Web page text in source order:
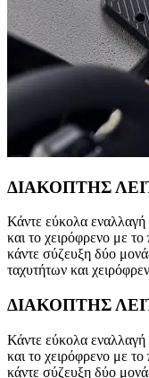
ΔΙΑΚΟΠΤΗΣ
Κάντε εύκολα εναλλαγή
και το χειρόφρενο με
κάντε σύζευξη δύο
ταχυτήτων και
ΔΙΑΚΟΠΤΗΣ
Κάντε εύκολα εναλλαγή
και το χειρόφρενο με
κάντε σύζευξη δύο